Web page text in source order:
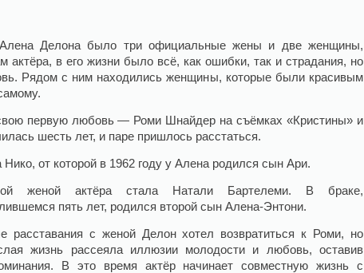
Делона было три официальные жены и две женщины,
в его жизни было всё, как ошибки, так и страдания, но
Рядом с ним находились женщины, которые были красивым
первую любовь — Роми Шнайдер на съёмках «Кристины» и
шесть лет, и паре пришлось расстаться.
от которой в 1962 году у Алена родился сын Ари.
женой актёра стала Натали Бартелеми. В браке,
пять лет, родился второй сын Алена-Энтони.
расставания с женой Делон хотел возвратиться к Роми, но
жизнь рассеяла иллюзии молодости и любовь, оставив
В это время актёр начинает совместную жизнь с